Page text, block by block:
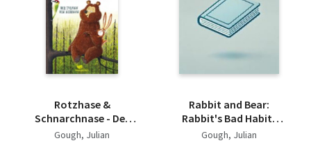
Rotzhase &
Schnarchnase - Der
Tyrann von nebenan -
Gough, Julian
Rabbit and Bear:
Rabbit's Bad Habits
Christmas Gift Edition
Gough, Julian